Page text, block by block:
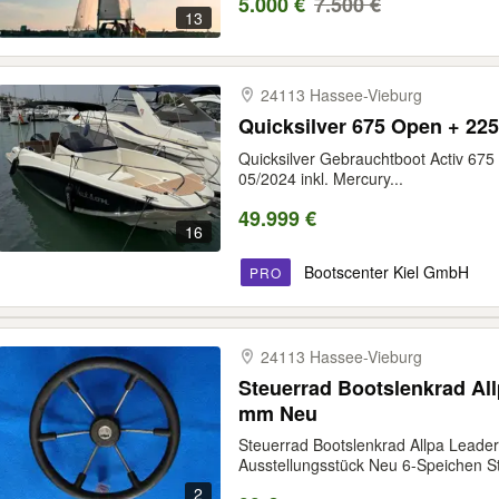
13
16
24113 Hassee-​Vieburg
Quicksilver 675 Open +
Quicksilver Gebrauchtboot Activ
05/2024 inkl. Mercury...
49.999 €
PRO Bootscenter Kiel GmbH
2
24113 Hassee-​Vieburg
Steuerrad Bootslenkrad
mm Neu
Steuerrad Bootslenkrad Allpa
Ausstellungsstück Neu 6-Speichen